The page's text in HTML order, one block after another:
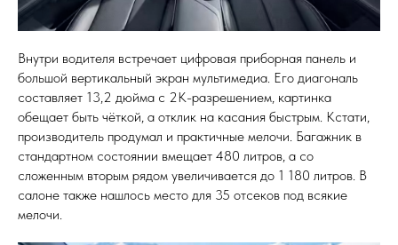
Внутри водителя встречает цифровая приборная панель и
большой вертикальный экран мультимедиа. Его диагональ
составляет 13,2 дюйма с 2К-разрешением, картинка
обещает быть чёткой, а отклик на касания быстрым. Кстати,
производитель продумал и практичные мелочи. Багажник в
стандартном состоянии вмещает 480 литров, а со
сложенным вторым рядом увеличивается до 1 180 литров. В
салоне также нашлось место для 35 отсеков под всякие
мелочи.